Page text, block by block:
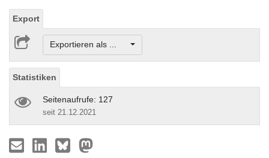
Export
Exportieren als ...
Statistiken
Seitenaufrufe: 127
seit 21.12.2021